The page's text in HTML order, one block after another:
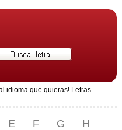
idioma que quieras! Letras
E F G
H